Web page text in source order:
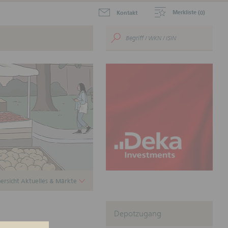
Kontakt Merkliste (0)
aktuellen Zertifikate zum
für Ihr
Depotzugang
Aktuelles & Märkte